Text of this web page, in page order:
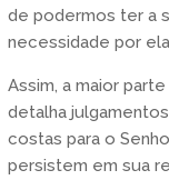
de podermos ter a
necessidade por
Assim, a maior
detalha
costas para o
persistem em sua